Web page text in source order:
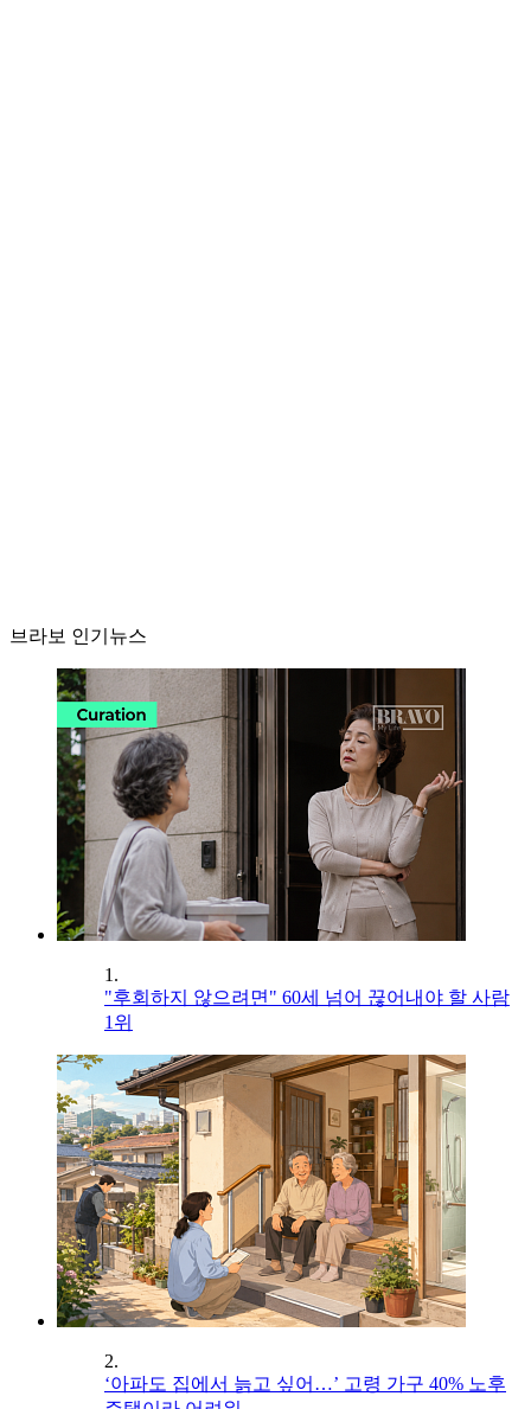
브라보 인기뉴스
1.
"후회하지 않으려면" 60세 넘어 끊어내야 할 사람
1위
2.
‘아파도 집에서 늙고 싶어…’ 고령 가구 40% 노후